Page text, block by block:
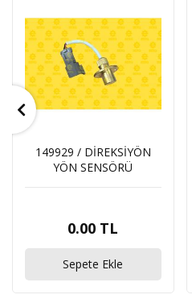
149929 / DİREKSİYÖN
YÖN SENSÖRÜ
0.00 TL
Sepete Ekle